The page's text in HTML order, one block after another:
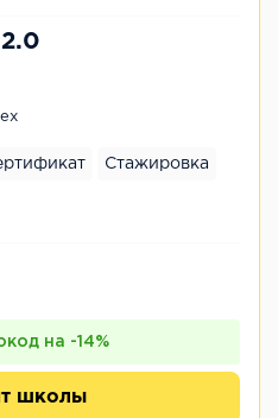
Стажировка
на -14%
школы